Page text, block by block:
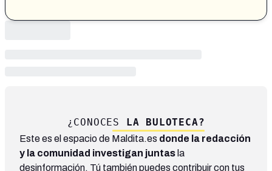
¿CONOCES LA BULOTECA?
Este es el espacio de Maldita.es donde la redacción
y la comunidad investigan juntas la
desinformación. Tú también puedes contribuir con tus